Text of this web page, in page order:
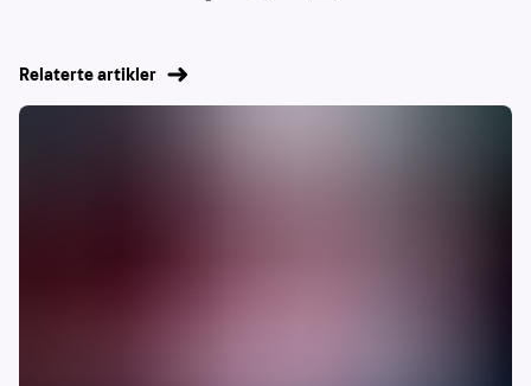
Relaterte artikler